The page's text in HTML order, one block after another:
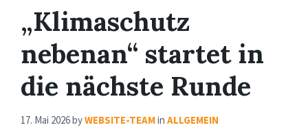
„Klimaschutz
nebenan“ startet in
die nächste Runde
17. Mai 2026byWEBSITE-TEAMin ALLGEMEIN